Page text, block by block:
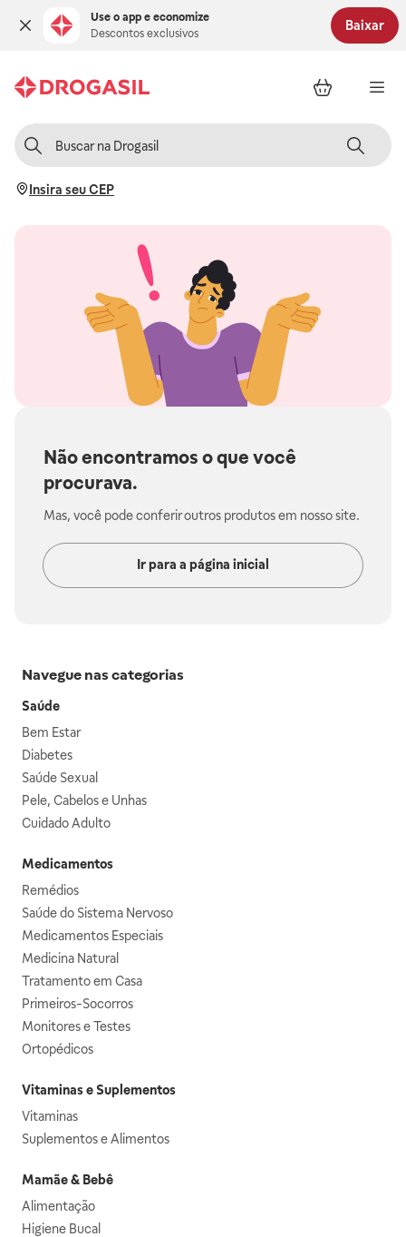
Use o app e economize
Descontos exclusivos
Baixar
Insira seu CEP
Não encontramos o que você
procurava.
Mas, você pode conferir outros produtos em nosso site.
Ir para a página inicial
Navegue nas categorias
Saúde
Bem Estar
Diabetes
Saúde Sexual
Pele, Cabelos e Unhas
Cuidado Adulto
Medicamentos
Remédios
Saúde do Sistema Nervoso
Medicamentos Especiais
Medicina Natural
Tratamento em Casa
Primeiros-Socorros
Monitores e Testes
Ortopédicos
Vitaminas e Suplementos
Vitaminas
Suplementos e Alimentos
Mamãe & Bebê
Alimentação
Higiene Bucal